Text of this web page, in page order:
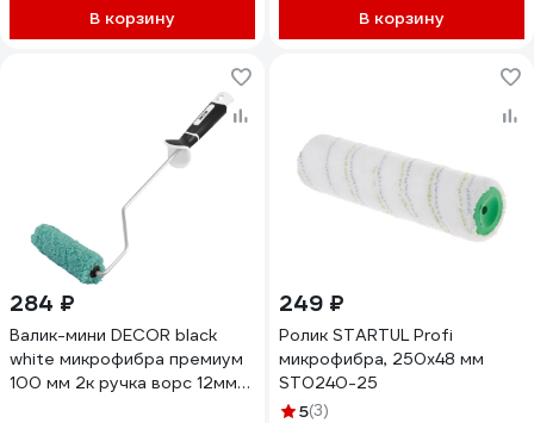
В корзину В корзину
284 ₽
Валик-мини DECOR black
white микрофибра премиум
100 мм 2к ручка ворс 12мм
249 ₽
Ролик STARTUL Profi
микрофибра, 250x48 мм
ST0240-25
5(3)